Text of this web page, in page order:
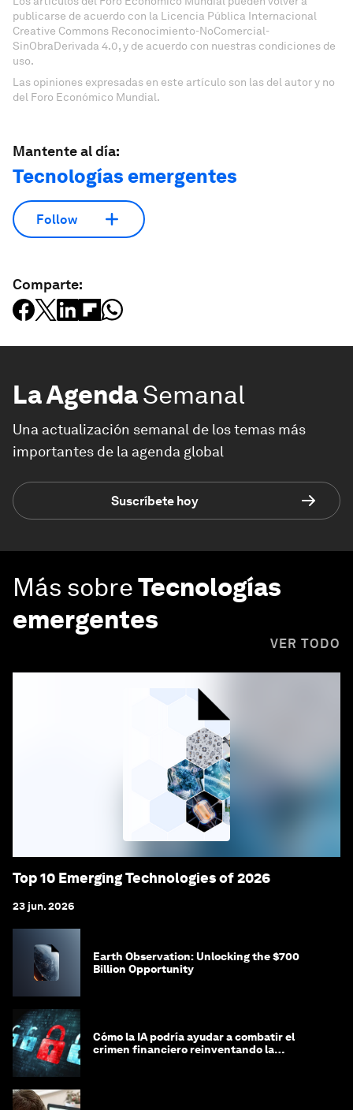
publicarse de acuerdo con la Licencia Pública Internacional
Creative Commons Reconocimiento-NoComercial-
SinObraDerivada 4.0, y de acuerdo con nuestras condiciones de
uso.
Las opiniones expresadas en este artículo son las del autor y no
del Foro Económico Mundial.
Mantente al día:
Tecnologías emergentes
Follow
Comparte:
La AgendaSemanal
Una actualización semanal de los temas más
importantes de la agenda global
Suscríbete hoy
Más sobreTecnologías
emergentes
VER TODO
Top 10 Emerging Technologies of 2026
23 jun. 2026
Earth Observation: Unlocking the $700
Billion Opportunity
Cómo la IA podría ayudar a combatir el
crimen financiero reinventando la